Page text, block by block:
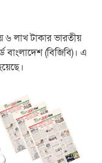
৬ লাখ টাকার ভারতীয়
বাংলাদেশ (বিজিবি)। এ